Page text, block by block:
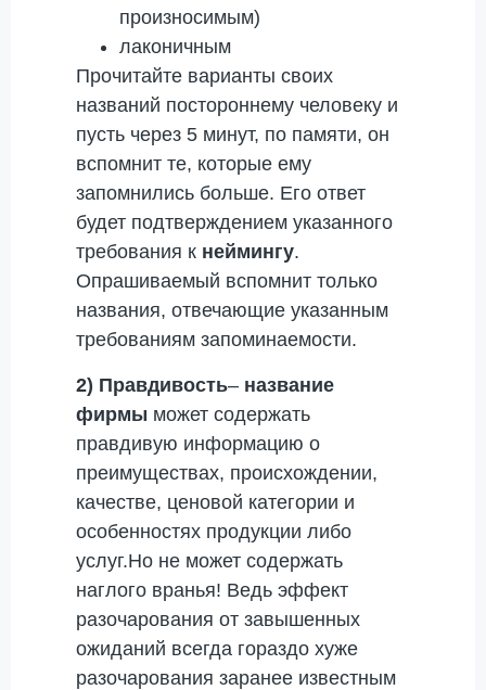
произносимым)
лаконичным
Прочитайте варианты своих
названий постороннему человеку и
пусть через 5 минут, по памяти, он
вспомнит те, которые ему
запомнились больше. Его ответ
будет подтверждением указанного
требования к неймингу.
Опрашиваемый вспомнит только
названия, отвечающие указанным
требованиям запоминаемости.
2) Правдивость– название
фирмы может содержать
правдивую информацию о
преимуществах, происхождении,
качестве, ценовой категории и
особенностях продукции либо
услуг.Но не может содержать
наглого вранья! Ведь эффект
разочарования от завышенных
ожиданий всегда гораздо хуже
разочарования заранее известным